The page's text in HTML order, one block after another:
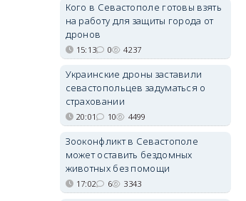
Кого в Севастополе готовы взять
на работу для защиты города от
дронов
15:13 0 4237
Украинские дроны заставили
севастопольцев задуматься о
страховании
20:01 10 4499
Зооконфликт в Севастополе
может оставить бездомных
животных без помощи
17:02 6 3343